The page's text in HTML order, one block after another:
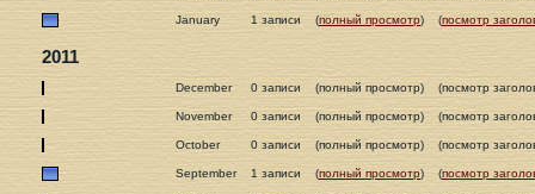
January 1 записи (полный просмотр) (посмотр
2011
December 0 записи (полный просмотр) (посмотр
November 0 записи (полный просмотр) (посмотр
October 0 записи (полный просмотр) (посмотр
September 1 записи (полный просмотр) (посмотр